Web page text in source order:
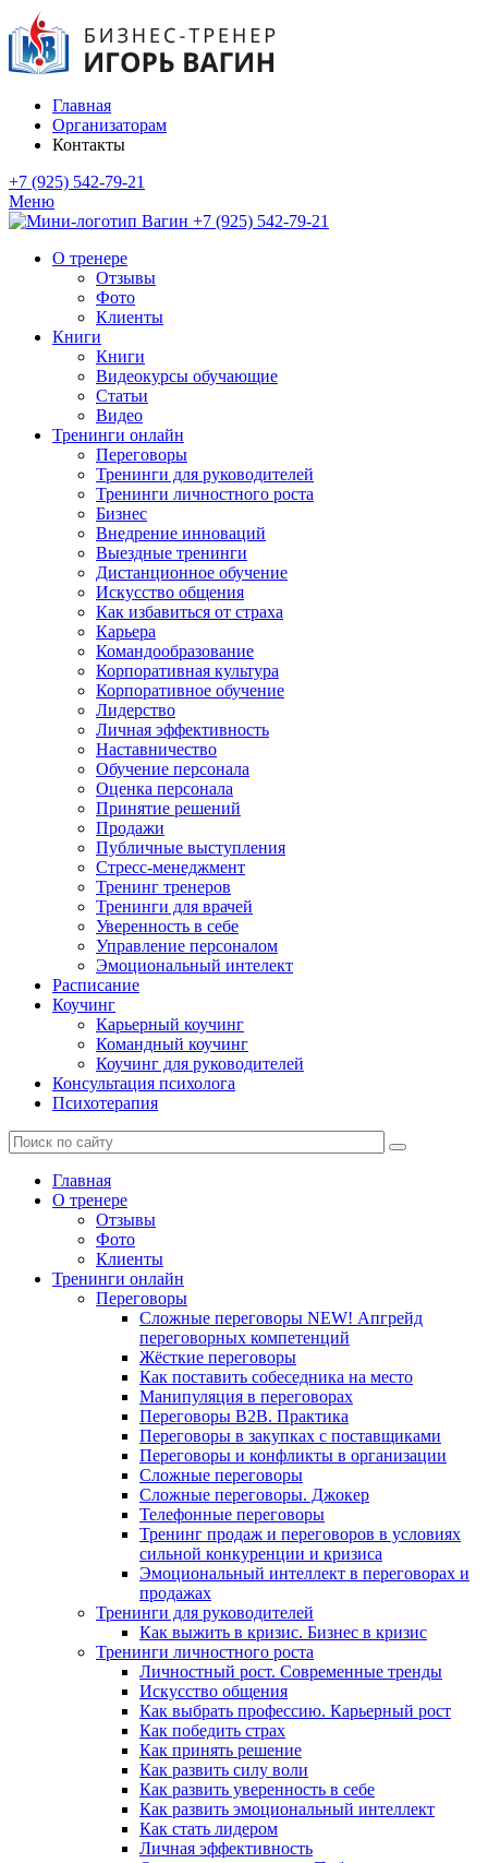
Главная
Организаторам
Контакты
+7 (925) 542-79-21
Меню
+7 (925) 542-79-21
О тренере
Отзывы
Фото
Клиенты
Книги
Книги
Видеокурсы обучающие
Статьи
Видео
Тренинги онлайн
Переговоры
Тренинги для руководителей
Тренинги личностного роста
Бизнес
Внедрение инноваций
Выездные тренинги
Дистанционное обучение
Искусство общения
Как избавиться от страха
Карьера
Командообразование
Корпоративная культура
Корпоративное обучение
Лидерство
Личная эффективность
Наставничество
Обучение персонала
Оценка персонала
Принятие решений
Продажи
Публичные выступления
Стресс-менеджмент
Тренинг тренеров
Тренинги для врачей
Уверенность в себе
Управление персоналом
Эмоциональный интелект
Расписание
Коучинг
Карьерный коучинг
Командный коучинг
Коучинг для руководителей
Консультация психолога
Психотерапия
Главная
О тренере
Отзывы
Фото
Клиенты
Тренинги онлайн
Переговоры
Сложные переговоры NEW! Апгрейд
переговорных компетенций
Жёсткие переговоры
Как поставить собеседника на место
Манипуляция в переговорах
Переговоры B2B. Практика
Переговоры в закупках с поставщиками
Переговоры и конфликты в организации
Сложные переговоры
Сложные переговоры. Джокер
Телефонные переговоры
Тренинг продаж и переговоров в условиях
сильной конкуренции и кризиса
Эмоциональный интеллект в переговорах и
продажах
Тренинги для руководителей
Как выжить в кризис. Бизнес в кризис
Тренинги личностного роста
Личностный рост. Современные тренды
Искусство общения
Как выбрать профессию. Карьерный рост
Как победить страх
Как принять решение
Как развить силу воли
Как развить уверенность в себе
Как развить эмоциональный интеллект
Как стать лидером
Личная эффективность